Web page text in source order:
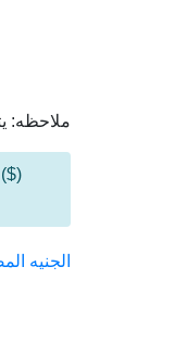
ملاحظه:
($) AUD
الجنيه